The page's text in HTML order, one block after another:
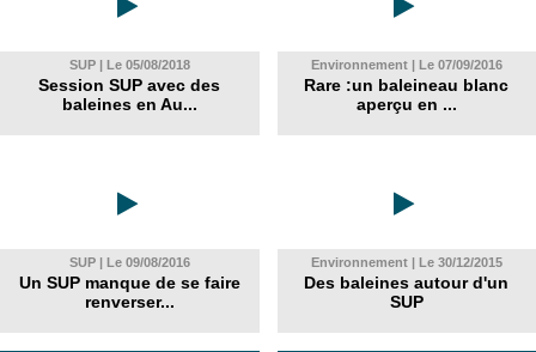
SUP | Le 05/08/2018
Session SUP avec des
baleines en Au...
Environnement | Le 07/09/2016
Rare :un baleineau blanc
aperçu en ...
SUP | Le 09/08/2016
Un SUP manque de se faire
renverser...
Environnement | Le 30/12/2015
Des baleines autour d'un
SUP